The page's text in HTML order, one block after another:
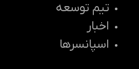
تیم توسعه
اخبار
اسپانسرها